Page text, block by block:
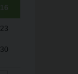
16
23
30